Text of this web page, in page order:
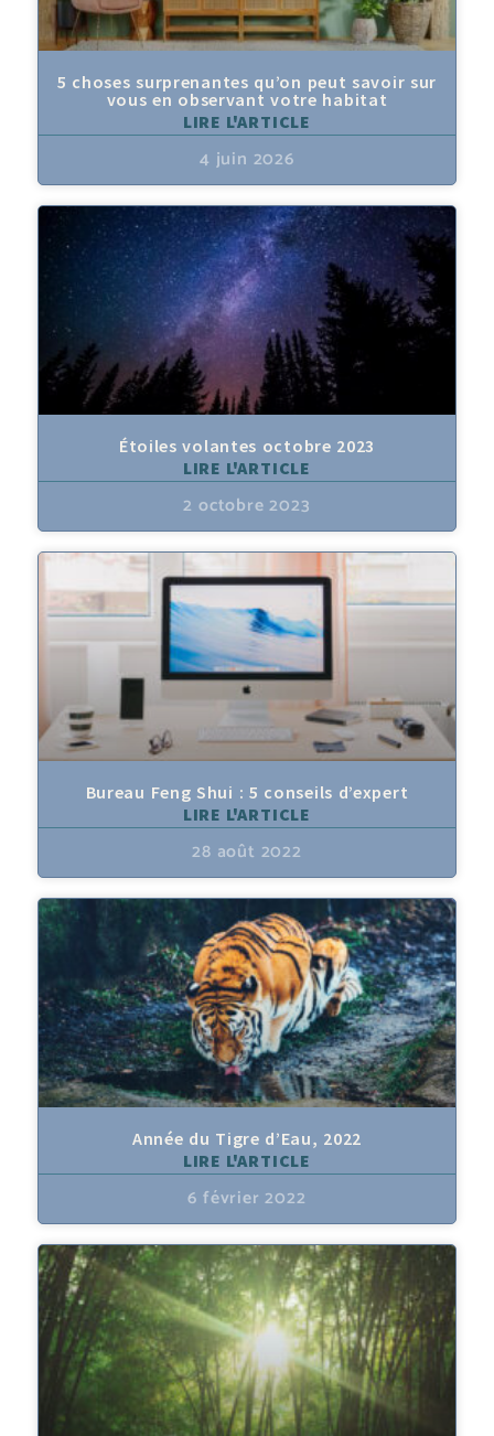
5 choses surprenantes qu’on peut savoir sur
vous en observant votre habitat
LIRE L'ARTICLE
4 juin 2026
Étoiles volantes octobre 2023
LIRE L'ARTICLE
2 octobre 2023
Bureau Feng Shui : 5 conseils d’expert
LIRE L'ARTICLE
28 août 2022
Année du Tigre d’Eau, 2022
LIRE L'ARTICLE
6 février 2022